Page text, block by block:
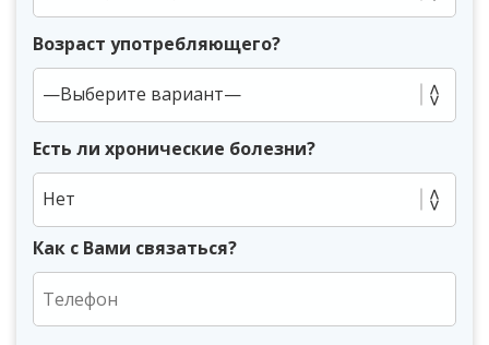
Возраст употребляющего?
Есть ли хронические болезни?
Нет
Как с Вами связаться?